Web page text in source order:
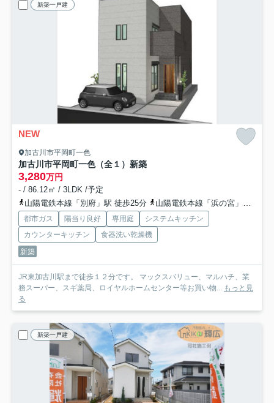
新築一戸建
NEW
加古川市平岡町一色
加古川市平岡町一色（全１）新築
3,280万円
- / 86.12㎡ / 3LDK /予定
山陽電鉄本線「別府」駅 徒歩25分
山陽電鉄本線「浜の宮」駅 徒歩47分
都市ガス 陽当り良好 専用庭
システムキッチン
カウンターキッチン
食器洗い乾燥機
新築
JR東加古川駅まで徒歩１２分です。 マックスバリュー、マルハチ、業
務スーパー、スギ薬局、ロイヤルホームセンター等お買い物...
もっと見
る
新築一戸建